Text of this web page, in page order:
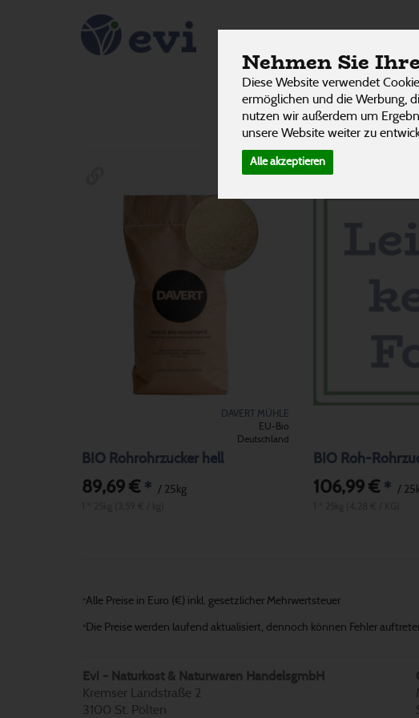
Nehmen Sie
Diese Website verwendet
ermöglichen und die Werbung,
nutzen wir außerdem um
unsere Website weiter zu
Alle akzeptieren
Süßmittel 3
Ernährung Allergene
DAVERT MÜHLE
EU-Bio
Deutschland
BIO Rohrohrzucker hell
89,69 € * / 25kg
BIO Roh-
106,99 €* /
*Alle Preise in Euro (€) inkl. gesetzlicher Mehrwertsteuer
* Die Preise werden laufend aktualisiert, dennoch können Fehler
Evi - Naturkost & Naturwaren HandelsgmbH
Kremser Landstraße 2
3100 St. Pölten